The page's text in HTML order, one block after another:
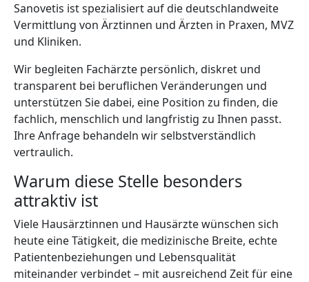
Sanovetis ist spezialisiert auf die deutschlandweite
Vermittlung von Ärztinnen und Ärzten in Praxen, MVZ
und Kliniken.
Wir begleiten Fachärzte persönlich, diskret und
transparent bei beruflichen Veränderungen und
unterstützen Sie dabei, eine Position zu finden, die
fachlich, menschlich und langfristig zu Ihnen passt.
Ihre Anfrage behandeln wir selbstverständlich
vertraulich.
Warum diese Stelle besonders
attraktiv ist
Viele Hausärztinnen und Hausärzte wünschen sich
heute eine Tätigkeit, die medizinische Breite, echte
Patientenbeziehungen und Lebensqualität
miteinander verbindet – mit ausreichend Zeit für eine